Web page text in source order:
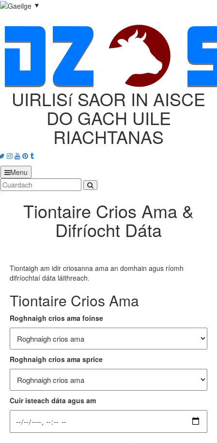
▼
UIRLISí SAOR IN AISCE
DO GACH UILE
RIACHTANAS
Twitter
Instagram
Youtube
Pinterest
tumblr
Menu
Tiontaire Crios Ama &
Difríocht Dáta
Tiontaigh am idir criosanna ama an domhain agus ríomh
difríochtaí dáta láithreach.
Tiontaire Crios Ama
Roghnaigh crios ama foinse
Roghnaigh crios ama sprice
Cuir isteach dáta agus am